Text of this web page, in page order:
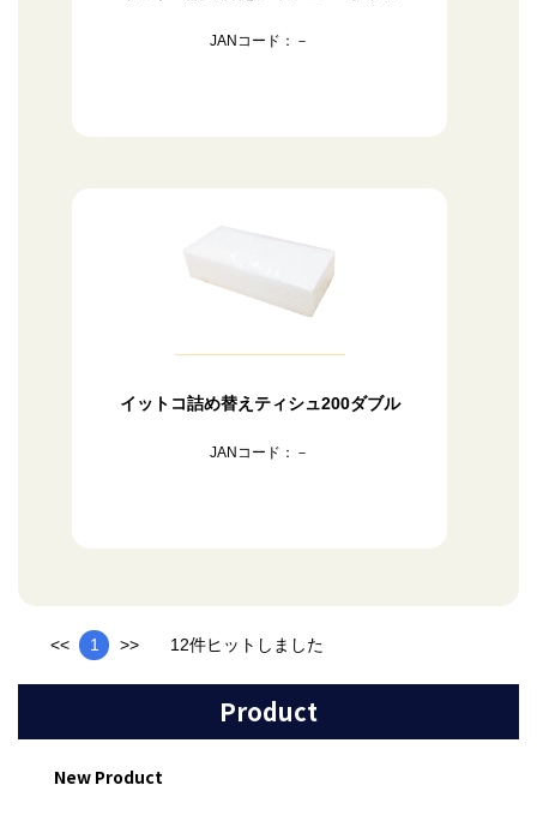
JANコード：－
イットコ詰め替えティシュ200ダブル
JANコード：－
<< 1 >> 12件ヒットしました
Product
New Product